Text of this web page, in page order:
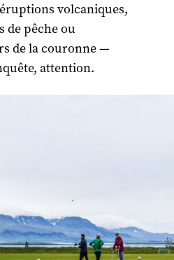
volcaniques,
de pêche ou
de la couronne —
attention.